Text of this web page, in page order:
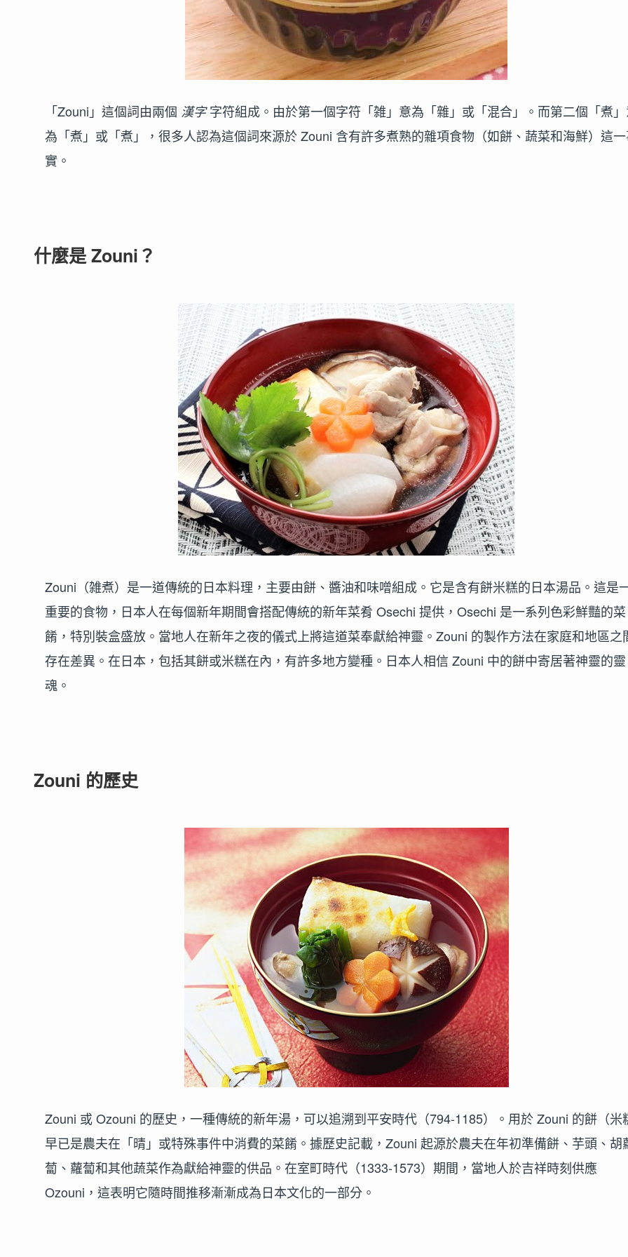
「Zouni」這個詞由兩個 漢字字符組成。由於第一個字符「雑」意為「雜」或「混合」。而第二個「煮
為「煮」或「煮」，很多人認為這個詞來源於 Zouni 含有許多煮熟的雜項食物（如餅、蔬菜和海鮮）這
實。
什麼是 Zouni？
Zouni（雑煮）是一道傳統的日本料理，主要由餅、醬油和味噌組成。它是含有餅米糕的日本湯品。這是
重要的食物，日本人在每個新年期間會搭配傳統的新年菜肴 Osechi 提供，Osechi 是一系列色彩鮮豔的菜
餚，特別裝盒盛放。當地人在新年之夜的儀式上將這道菜奉獻給神靈。Zouni 的製作方法在家庭和地區之
存在差異。在日本，包括其餅或米糕在內，有許多地方變種。日本人相信 Zouni 中的餅中寄居著神靈的靈
魂。
Zouni 的歷史
Zouni 或 Ozouni 的歷史，一種傳統的新年湯，可以追溯到平安時代（794-1185）。用於 Zouni 的餅（米
早已是農夫在「晴」或特殊事件中消費的菜餚。據歷史記載，Zouni 起源於農夫在年初準備餅、芋頭、胡
蔔、蘿蔔和其他蔬菜作為獻給神靈的供品。在室町時代（1333-1573）期間，當地人於吉祥時刻供應
Ozouni，這表明它隨時間推移漸漸成為日本文化的一部分。